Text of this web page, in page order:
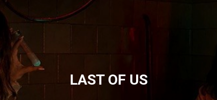
LAST OF US